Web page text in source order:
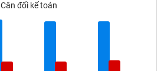
Cân đối kế toán